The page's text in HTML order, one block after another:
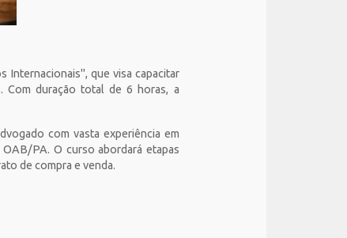
Internacionais", que visa capacitar
Com duração total de 6 horas, a
com vasta experiência em
PA. O curso abordará etapas
de compra e venda.